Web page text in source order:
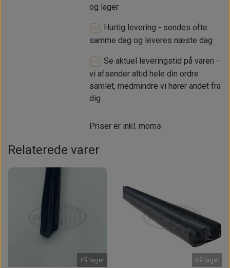
og lager
Hurtig levering - sendes ofte
samme dag og leveres næste dag
Se aktuel leveringstid på varen -
vi afsender altid hele din ordre
samlet, medmindre vi hører andet fra
dig
Priser er inkl. moms
Relaterede varer
På lager På lager